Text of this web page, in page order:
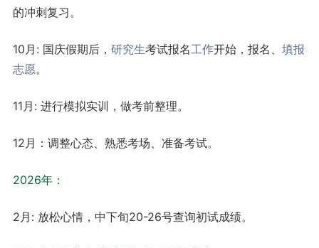
的冲刺复习。
10月: 国庆假期后， 研究生考试报名工作开始，报名、 填报
志愿。
11月: 进行模拟实训，做考前整理。
12月：调整心态、熟悉考场、准备考试。
2026年：
2月: 放松心情，中下旬20-26号查询初试成绩。